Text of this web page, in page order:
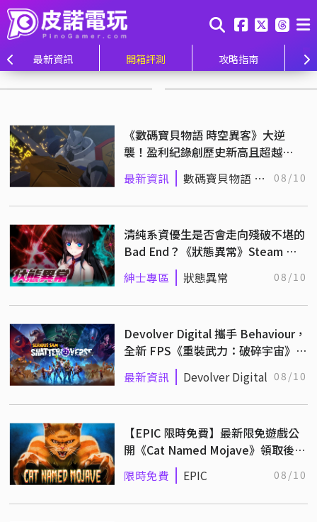
最新資訊 開箱評測 攻略指南
《數碼寶貝物語 時空異客》大逆
襲！盈利紀錄創歷史新高且超越
2000 年爆紅動畫！
最新資訊
數碼寶貝物語 時
08/10
清純系資優生是否會走向殘破不堪的
Bad End？《狀態異常》Steam 商
店公開
紳士專區 狀態異常 08/10
Devolver Digital 攜手 Behaviour，
全新 FPS《重裝武力：破碎宇宙》將
於 9/1 登陸多平台！
最新資訊 Devolver Digital 08/10
【EPIC 限時免費】最新限免遊戲公
開《Cat Named Mojave》領取後永
限時免費 EPIC 08/10